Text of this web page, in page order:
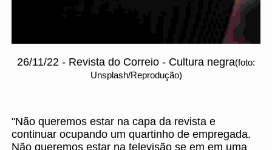
26/11/22 - Revista do Correio - Cultura negra(foto:
Unsplash/Reprodução)
"Não queremos estar na capa da revista e
continuar ocupando um quartinho de empregada.
Não queremos estar na televisão se em em uma